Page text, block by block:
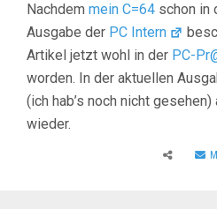
Nachdem mein C=64 schon in
Ausgabe der PC Intern
Artikel jetzt wohl in der PC-
worden. In der aktuellen
(ich hab’s noch nicht
wieder.